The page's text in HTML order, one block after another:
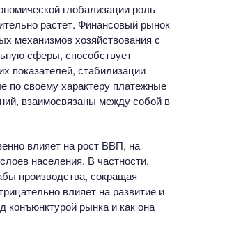
глобализации роль
растет. Финансовый рынок
механизмов хозяйствования с
сферы, способствует
показателей, стабилизации
по своему характеру платежные
взаимосвязаны между собой в
влияет на рост ВВП, на
населения. В частности,
производства, сокращая
влияет на развитие и
рынка и как она